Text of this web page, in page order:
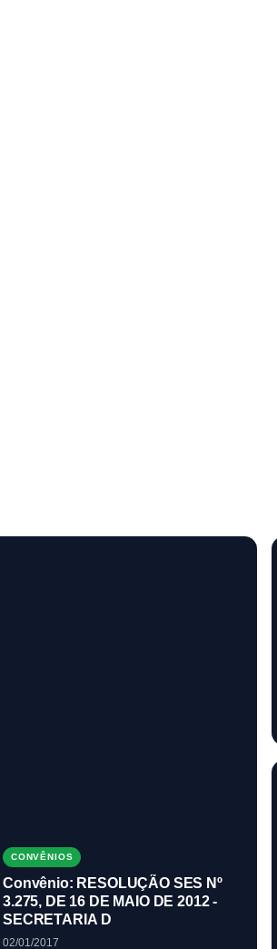
CONVÊNIOS
Convênio: RESOLUÇÃO SES Nº
3.275, DE 16 DE MAIO DE 2012 -
SECRETARIA D
02/01/2017